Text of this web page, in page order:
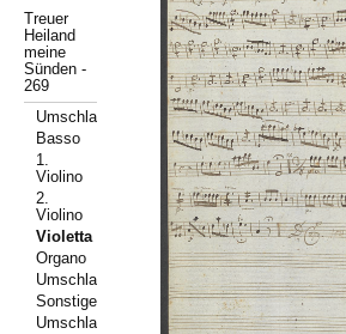
Treuer
Heiland
meine
Sünden -
269
Umschlag
Basso
1.
Violino
2.
Violino
Violetta
Organo
Umschlag
Sonstiges
Umschlag